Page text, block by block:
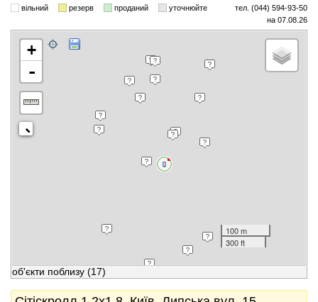
вільний резерв проданий уточнюйте
тел. (044) 594-93-50
на 07.08.26
+
-
100 m
300 ft
об'єкти поблизу (17)